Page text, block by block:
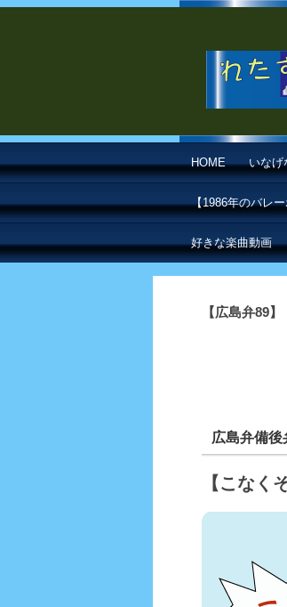
HOME いなげ
【1986年のバレ
好きな楽曲動画
【広島弁89
広島弁備後
【こなく